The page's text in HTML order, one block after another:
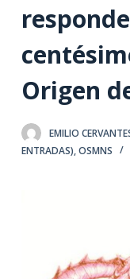
n
d
Origen
EMILIO
ENTRADAS),OSMNS